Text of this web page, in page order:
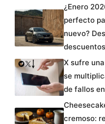
¿Enero
perfecto
nuevo?
descuentos
X sufre
se
de fallos
cremoso: